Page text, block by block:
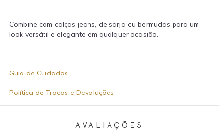
Combine com calças jeans, de sarja ou bermudas para um
look versátil e elegante em qualquer ocasião.
Guia de Cuidados
Política de Trocas e Devoluções
AVALIAÇÕES